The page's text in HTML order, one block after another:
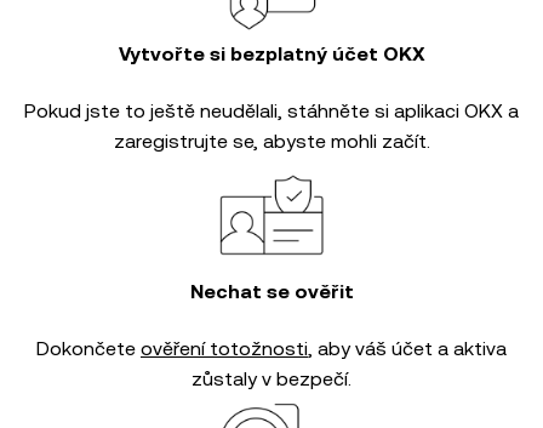
Vytvořte si bezplatný účet OKX
Pokud jste to ještě neudělali, stáhněte si aplikaci OKX a
zaregistrujte se, abyste mohli začít.
Nechat se ověřit
Dokončete ověření totožnosti, aby váš účet a aktiva
zůstaly v bezpečí.